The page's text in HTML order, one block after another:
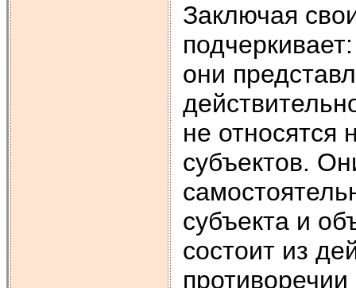
Заключая
они
не относятся
субъектов.
субъекта и
состоит из